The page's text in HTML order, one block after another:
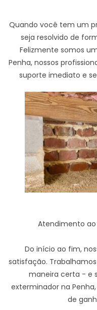
Quando você tem um
seja resolvido de
Felizmente somos
Penha, nossos
suporte imediato e
Atendimento
Do início ao fim,
satisfação.
maneira certa - e
exterminador na
de